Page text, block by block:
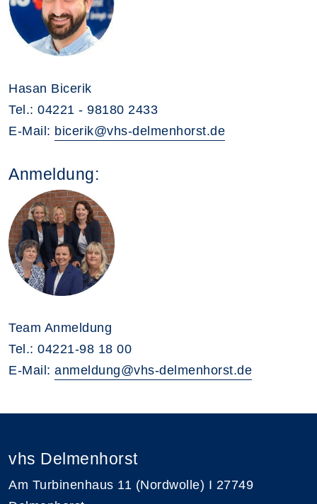
Hasan Bicerik
Tel.: 04221 - 98180 2433
E-Mail: bicerik@vhs-delmenhorst.de
Anmeldung:
Team Anmeldung
Tel.: 04221-98 18 00
E-Mail: anmeldung@vhs-delmenhorst.de
vhs Delmenhorst
Am Turbinenhaus 11 (Nordwolle) I 27749